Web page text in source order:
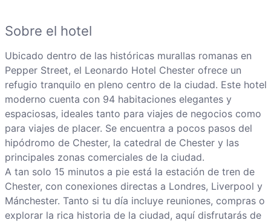
Sobre el hotel
Ubicado dentro de las históricas murallas romanas en
Pepper Street, el Leonardo Hotel Chester ofrece un
refugio tranquilo en pleno centro de la ciudad. Este hotel
moderno cuenta con 94 habitaciones elegantes y
espaciosas, ideales tanto para viajes de negocios como
para viajes de placer. Se encuentra a pocos pasos del
hipódromo de Chester, la catedral de Chester y las
principales zonas comerciales de la ciudad.
A tan solo 15 minutos a pie está la estación de tren de
Chester, con conexiones directas a Londres, Liverpool y
Mánchester. Tanto si tu día incluye reuniones, compras o
explorar la rica historia de la ciudad, aquí disfrutarás de